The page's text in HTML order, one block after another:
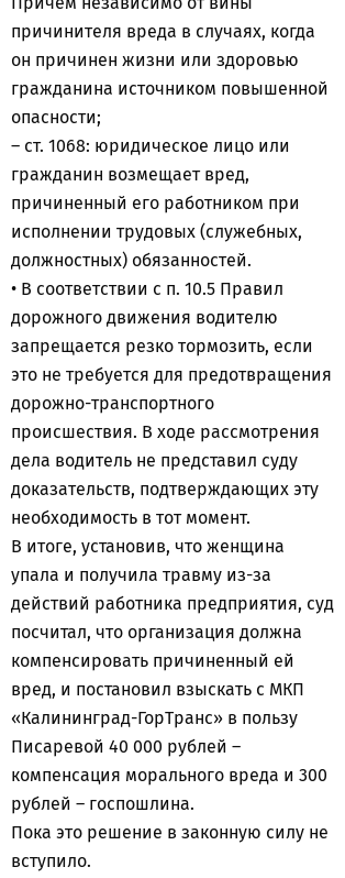
причинителя вреда в случаях, когда
он причинен жизни или здоровью
гражданина источником повышенной
опасности;
– ст. 1068: юридическое лицо или
гражданин возмещает вред,
причиненный его работником при
исполнении трудовых (служебных,
должностных) обязанностей.
• В соответствии с п. 10.5 Правил
дорожного движения водителю
запрещается резко тормозить, если
это не требуется для предотвращения
дорожно-транспортного
происшествия. В ходе рассмотрения
дела водитель не представил суду
доказательств, подтверждающих эту
необходимость в тот момент.
В итоге, установив, что женщина
упала и получила травму из-за
действий работника предприятия, суд
посчитал, что организация должна
компенсировать причиненный ей
вред, и постановил взыскать с МКП
«Калининград-ГорТранс» в пользу
Писаревой 40 000 рублей –
компенсация морального вреда и 300
рублей – госпошлина.
Пока это решение в законную силу не
вступило.